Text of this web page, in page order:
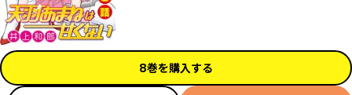
8巻を購入する